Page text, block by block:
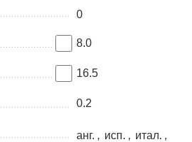
0
8.0
16.5
0.2
анг. , исп. , итал. ,